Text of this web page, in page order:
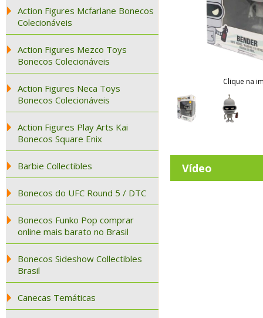
Action Figures Mcfarlane Bonecos
Colecionáveis
Action Figures Mezco Toys
Bonecos Colecionáveis
Action Figures Neca Toys
Bonecos Colecionáveis
Action Figures Play Arts Kai
Bonecos Square Enix
Barbie Collectibles
Bonecos do UFC Round 5 / DTC
Bonecos Funko Pop comprar
online mais barato no Brasil
Bonecos Sideshow Collectibles
Brasil
Canecas Temáticas
Clique na
Vídeo